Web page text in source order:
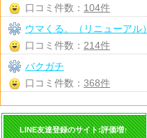
口コミ件数： 104件
ウマくる。（リニューアル）
口コミ件数： 214件
バクガチ
口コミ件数： 368件
LINE友達登録のサイト:評価増↑